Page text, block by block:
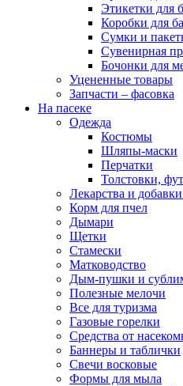
Этикетки для
Коробки для
Сумки и
Сувенирная
Бочонки для
Уцененные товары
Запчасти – фасовка
На пасеке
Одежда
Костюмы
Шляпы-маски
Перчатки
Толстовки,
Лекарства и
Корм для пчел
Дымари
Щетки
Стамески
Матководство
Дым-пушки и
Полезные мелочи
Все для туризма
Газовые горелки
Средства от
Баннеры и таблички
Свечи восковые
Формы для мыла